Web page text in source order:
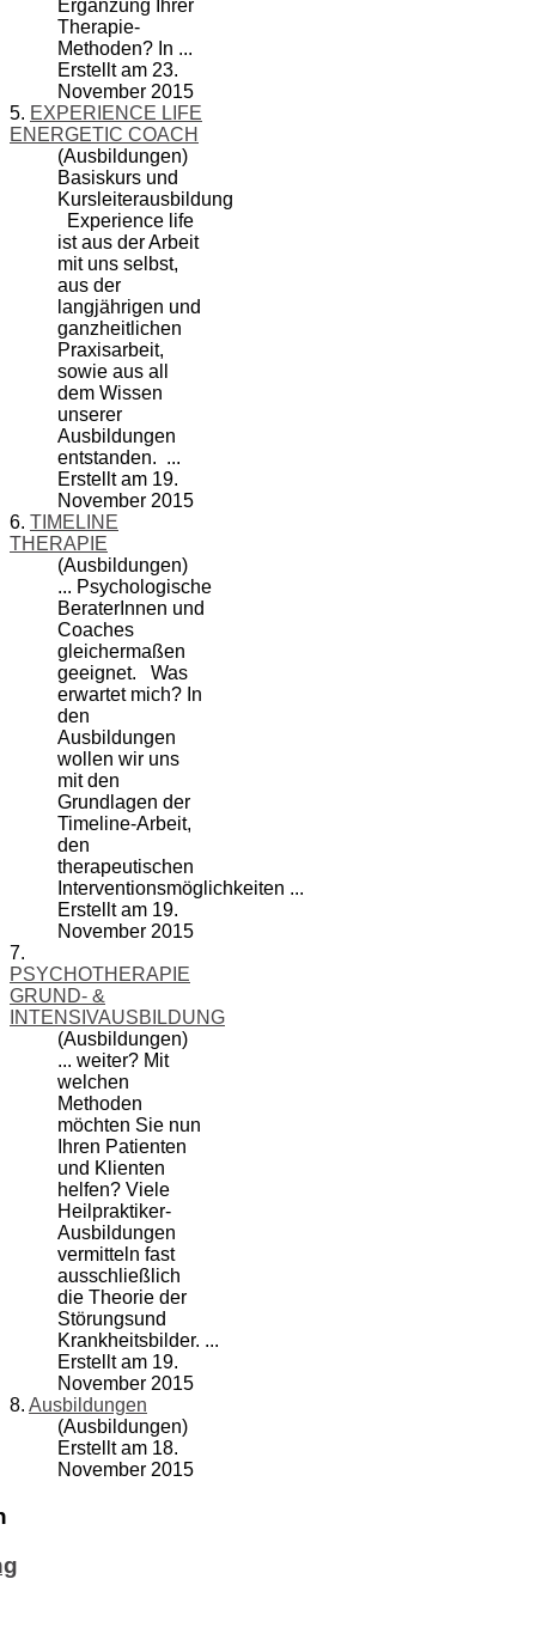
Ergänzung Ihrer
Therapie-
Methoden? In ...
Erstellt am 23.
November 2015
5. EXPERIENCE LIFE
ENERGETIC COACH
(Ausbildungen)
Basiskurs und
Kursleiterausbildung
Experience life
ist aus der Arbeit
mit uns selbst,
aus der
langjährigen und
ganzheitlichen
Praxisarbeit,
sowie aus all
dem Wissen
unserer
Ausbildungen
entstanden. ...
Erstellt am 19.
November 2015
6. TIMELINE
THERAPIE
(Ausbildungen)
... Psychologische
BeraterInnen und
Coaches
gleichermaßen
geeignet. Was
erwartet mich? In
den
Ausbildungen
wollen wir uns
mit den
Grundlagen der
Timeline-Arbeit,
den
therapeutischen
Interventionsmöglichkeiten ...
Erstellt am 19.
November 2015
7.
PSYCHOTHERAPIE
GRUND- &
INTENSIVAUSBILDUNG
(Ausbildungen)
... weiter? Mit
welchen
Methoden
möchten Sie nun
Ihren Patienten
und Klienten
helfen? Viele
Heilpraktiker-
Ausbildungen
vermitteln fast
ausschließlich
die Theorie der
Störungsund
Krankheitsbilder. ...
Erstellt am 19.
November 2015
8. Ausbildungen
(Ausbildungen)
Erstellt am 18.
November 2015